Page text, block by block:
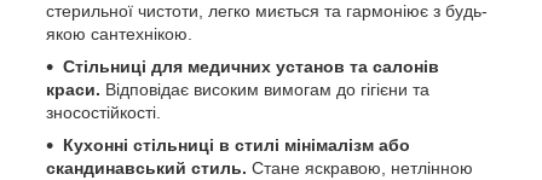
стерильної чистоти, легко миється та гармоніює з будь-
якою сантехнікою.
Стільниці для медичних установ та салонів
краси. Відповідає високим вимогам до гігієни та
зносостійкості.
Кухонні стільниці в стилі мінімалізм або
скандинавський стиль. Стане яскравою, нетлінною